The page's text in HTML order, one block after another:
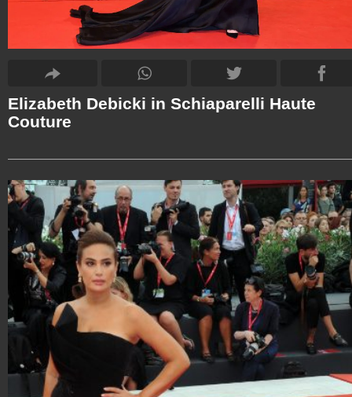
Elizabeth Debicki in Schiaparelli Haute
Couture